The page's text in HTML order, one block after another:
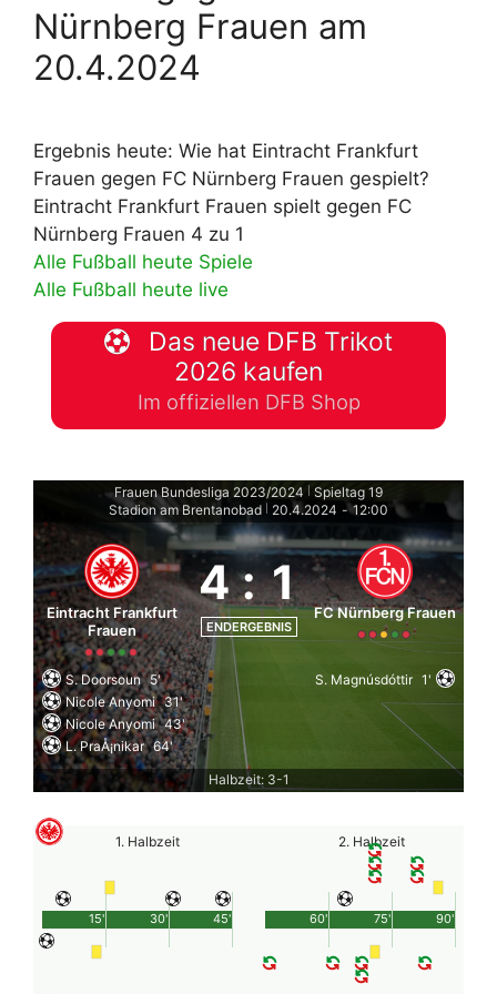
Nürnberg Frauen am
20.4.2024
Ergebnis heute: Wie hat Eintracht Frankfurt
Frauen gegen FC Nürnberg Frauen gespielt?
Eintracht Frankfurt Frauen spielt gegen FC
Nürnberg Frauen 4 zu 1
Alle Fußball heute Spiele
Alle Fußball heute live
Das neue DFB Trikot
2026 kaufen
Im offiziellen DFB Shop
Frauen Bundesliga 2023/2024
Spieltag 19
Stadion am Brentanobad
20.4.2024 - 12:00
Eintracht Frankfurt
Frauen
4 : 1
ENDERGEBNIS
FC Nürnberg Frauen
S. Doorsoun 5'
Nicole Anyomi 31'
Nicole Anyomi 43'
L. PraÅ¡nikar 64'
S. Magnúsdóttir 1'
Halbzeit: 3-1
1. Halbzeit
45'
15' 30'
2. Halbzeit
90'
60' 75'